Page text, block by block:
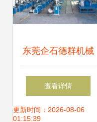
东莞企石德群机械
厂 以技术创新引领
机械设备研发新潮
查看详情
更新时间：2026-08-06
01:15:39